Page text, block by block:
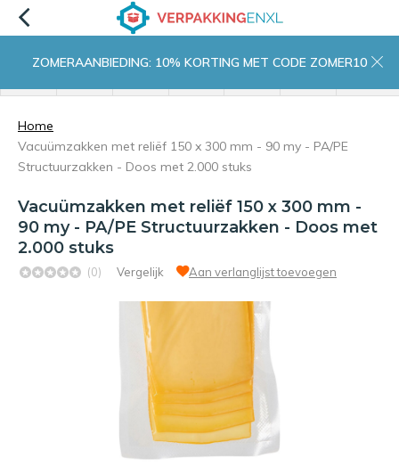
ZOMERAANBIEDING: 10% KORTING MET CODE ZOMER10
Home
Vacuümzakken met reliëf 150 x 300 mm - 90 my - PA/PE
Structuurzakken - Doos met 2.000 stuks
Vacuümzakken met reliëf 150 x 300 mm -
90 my - PA/PE Structuurzakken - Doos met
2.000 stuks
(0) Vergelijk Aan verlanglijst toevoegen